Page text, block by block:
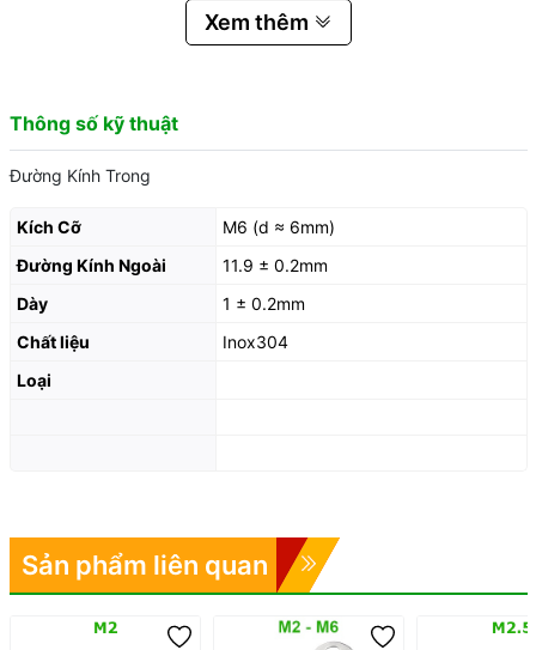
Xem thêm
Thông số kỹ thuật
Đường Kính Trong
Kích Cỡ
M6 (d ≈ 6mm)
Đường Kính Ngoài
11.9 ± 0.2mm
Dày
1 ± 0.2mm
Chất liệu
Inox304
Loại
Sản phẩm liên quan